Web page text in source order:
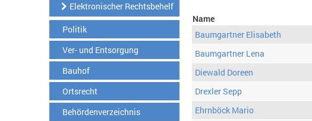
Elektronischer Rechtsbehelf
Politik
Ver- und Entsorgung
Bauhof
Ortsrecht
Behördenverzeichnis
Name
Baumgartner Elisabeth
Baumgartner Lena
Diewald Doreen
Drexler Sepp
Ehrnböck Mario